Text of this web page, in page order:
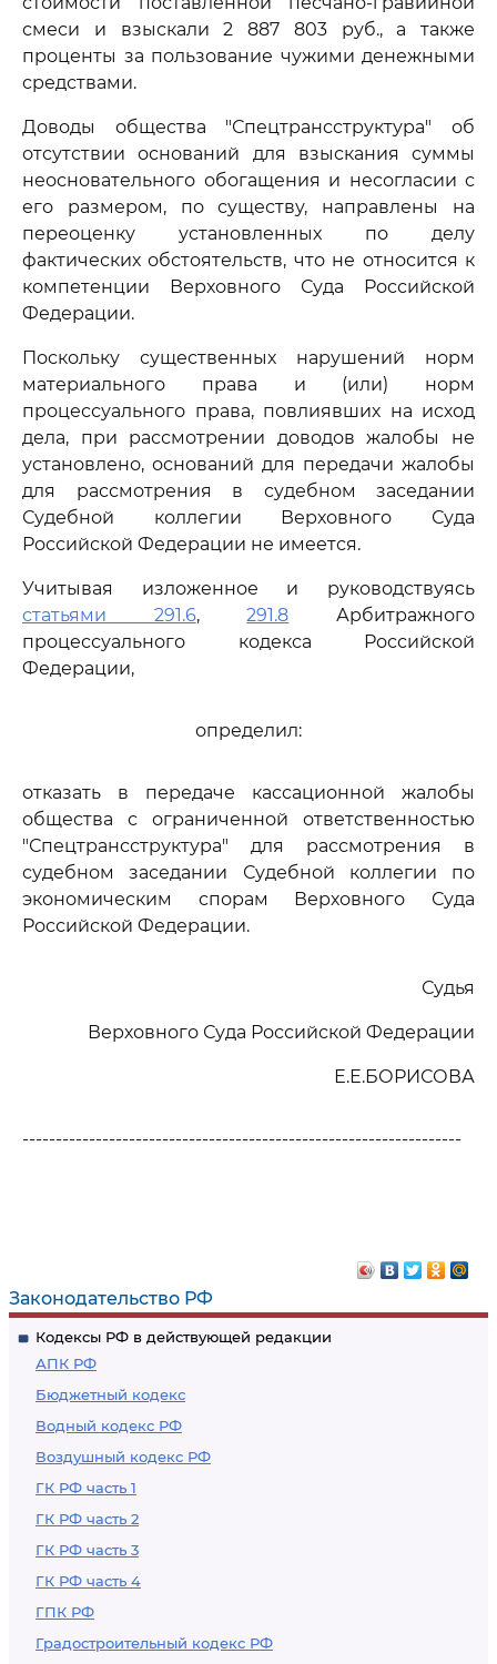
Законодательство РФ
Кодексы РФ в действующей редакции
АПК РФ
Бюджетный кодекс
Водный кодекс РФ
Воздушный кодекс РФ
ГК РФ часть 1
ГК РФ часть 2
ГК РФ часть 3
ГК РФ часть 4
ГПК РФ
Градостроительный кодекс РФ
смеси и взыскали 2 887 803 руб., а также
проценты за пользование чужими денежными
средствами.
Доводы общества "Спецтрансструктура" об
отсутствии оснований для взыскания суммы
неосновательного обогащения и несогласии с
его размером, по существу, направлены на
переоценку установленных по делу
фактических обстоятельств, что не относится к
компетенции Верховного Суда Российской
Федерации.
Поскольку существенных нарушений норм
материального права и (или) норм
процессуального права, повлиявших на исход
дела, при рассмотрении доводов жалобы не
установлено, оснований для передачи жалобы
для рассмотрения в судебном заседании
Судебной коллегии Верховного Суда
Российской Федерации не имеется.
Учитывая изложенное и руководствуясь
статьями 291.6,291.8 Арбитражного
процессуального кодекса Российской
Федерации,
определил:
отказать в передаче кассационной жалобы
общества с ограниченной ответственностью
"Спецтрансструктура" для рассмотрения в
судебном заседании Судебной коллегии по
экономическим спорам Верховного Суда
Российской Федерации.
Судья
Верховного Суда Российской Федерации
Е.Е.БОРИСОВА
------------------------------------------------------------------